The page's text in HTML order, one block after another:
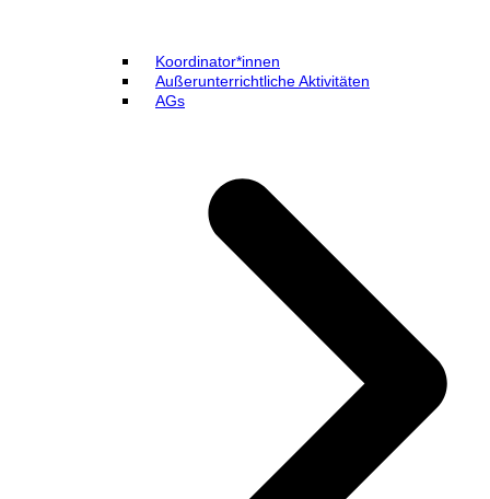
Koordinator*innen
Außerunterrichtliche Aktivitäten
AGs